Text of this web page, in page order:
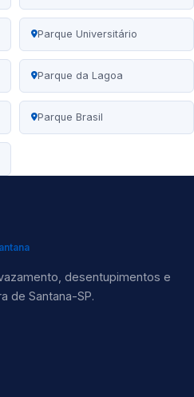
Parque Universitário
Parque da Lagoa
Parque Brasil
desentupimentos e
de Santana-SP.